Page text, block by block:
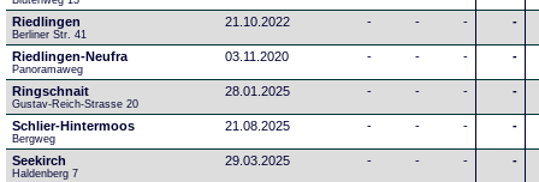
Riedlingen
Berliner Str. 41
21.10.2022 - - - -
Riedlingen-Neufra
Panoramaweg
03.11.2020 - - - -
Ringschnait
Gustav-Reich-Strasse 20
28.01.2025 - - - -
Schlier-Hintermoos
Bergweg
21.08.2025 - - - -
Seekirch
Haldenberg 7
29.03.2025 - - - -